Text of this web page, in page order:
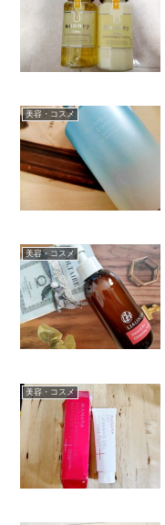
美容・コスメ
美容・コスメ
美容・コスメ